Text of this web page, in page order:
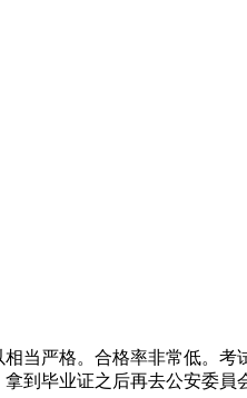
当严格。合格率非常低。考
到毕业证之后再去公安委員